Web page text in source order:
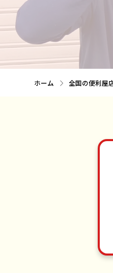
ホーム 全国の便利屋